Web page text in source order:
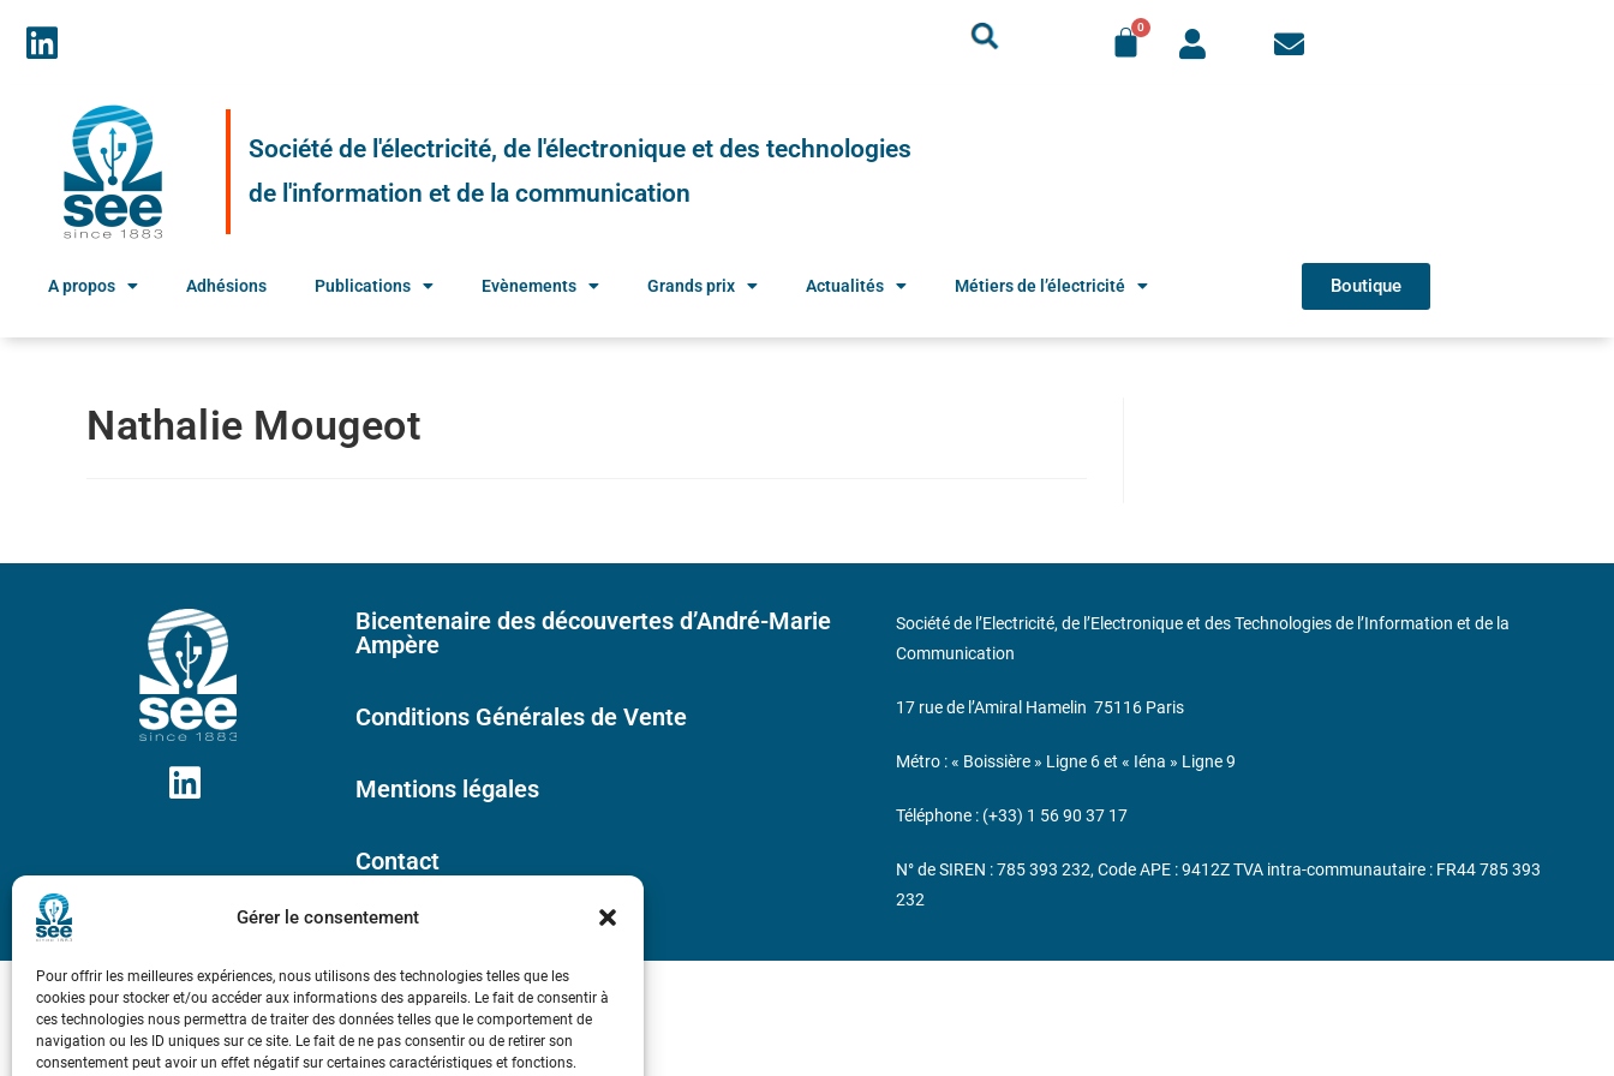
Gérer le consentement
Pour offrir les meilleures expériences, nous utilisons des technologies telles que les
cookies pour stocker et/ou accéder aux informations des appareils. Le fait de consentir à
ces technologies nous permettra de traiter des données telles que le comportement de
navigation ou les ID uniques sur ce site. Le fait de ne pas consentir ou de retirer son
consentement peut avoir un effet négatif sur certaines caractéristiques et fonctions.
Société de l'électricité, de l'électronique et des technologies
de l'information et de la communication
A propos Adhésions Publications Evènements Grands prix Actualités Métiers de l’électricité Boutique
Nathalie Mougeot
Bicentenaire des découvertes d’André-Marie
Ampère
Conditions Générales de Vente
Mentions légales
Contact
Société de l’Electricité, de l’Electronique et des Technologies de l’Information et de la
Communication
17 rue de l’Amiral Hamelin 75116 Paris
Métro : « Boissière » Ligne 6 et « Iéna » Ligne 9
Téléphone : (+33) 1 56 90 37 17
N° de SIREN : 785 393 232, Code APE : 9412Z TVA intra-communautaire : FR44 785 393
232